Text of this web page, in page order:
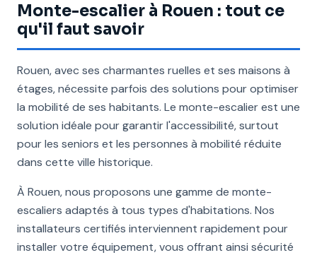
Monte-escalier à Rouen : tout ce
qu'il faut savoir
Rouen, avec ses charmantes ruelles et ses maisons à
étages, nécessite parfois des solutions pour optimiser
la mobilité de ses habitants. Le monte-escalier est une
solution idéale pour garantir l'accessibilité, surtout
pour les seniors et les personnes à mobilité réduite
dans cette ville historique.
À Rouen, nous proposons une gamme de monte-
escaliers adaptés à tous types d'habitations. Nos
installateurs certifiés interviennent rapidement pour
installer votre équipement, vous offrant ainsi sécurité